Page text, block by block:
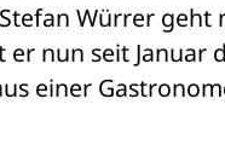
Stefan Würrer geht
nun seit Januar
einer